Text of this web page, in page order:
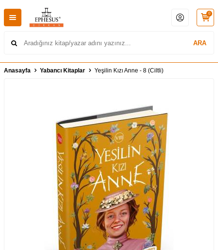
ARA
0
Anasayfa Yabancı Kitaplar Yeşilin Kızı Anne - 8 (Ciltli)